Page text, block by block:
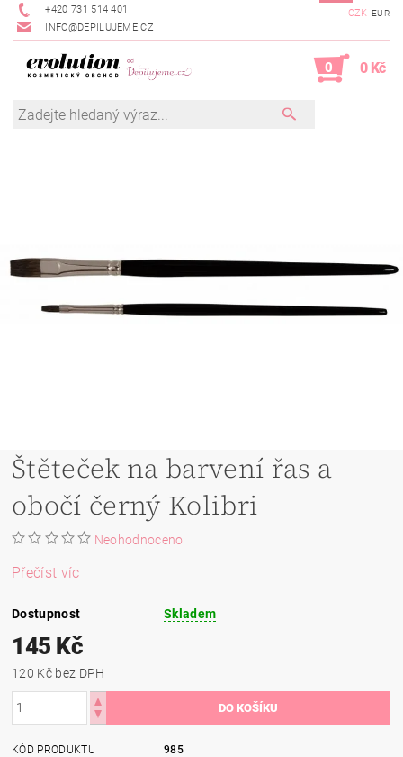
+420 731 514 401
INFO@DEPILUJEME.CZ
CZK EUR
0 0 Kč
Štěteček na barvení řas a
obočí černý Kolibri
Neohodnoceno
Přečíst víc
Dostupnost Skladem
145 Kč
120 Kč bez DPH
KÓD PRODUKTU
985